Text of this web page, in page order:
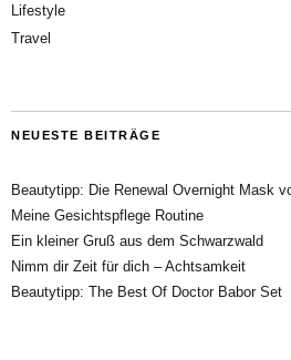
Lifestyle
Travel
NEUESTE BEITRÄGE
Beautytipp: Die Renewal Overnight Mask
Meine Gesichtspflege Routine
Ein kleiner Gruß aus dem Schwarzwald
Nimm dir Zeit für dich – Achtsamkeit
Beautytipp: The Best Of Doctor Babor Set